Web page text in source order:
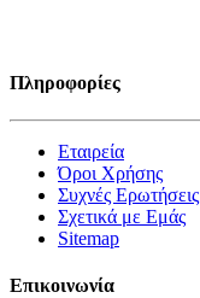
Πληροφορίες
Εταιρεία
Όροι Χρήσης
Συχνές Ερωτήσεις
Σχετικά με Εμάς
Sitemap
Επικοινωνία